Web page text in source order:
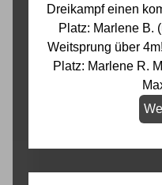
Dreikampf einen
Platz: Marlene B.
Weitsprung über
Platz: Marlene R.